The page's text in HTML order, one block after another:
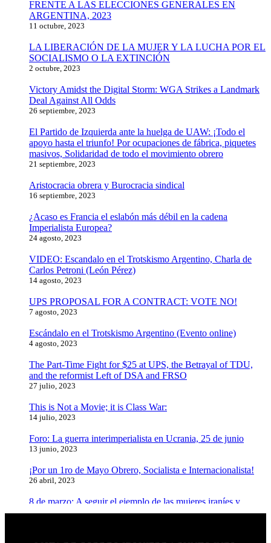
FRENTE A LAS ELECCIONES GENERALES EN
ARGENTINA, 2023
11 octubre, 2023
LA LIBERACIÓN DE LA MUJER Y LA LUCHA POR EL
SOCIALISMO O LA EXTINCIÓN
2 octubre, 2023
Victory Amidst the Digital Storm: WGA Strikes a Landmark
Deal Against All Odds
26 septiembre, 2023
El Partido de Izquierda ante la huelga de UAW: ¡Todo el
apoyo hasta el triunfo! Por ocupaciones de fábrica, piquetes
masivos, Solidaridad de todo el movimiento obrero
21 septiembre, 2023
Aristocracia obrera y Burocracia sindical
16 septiembre, 2023
¿Acaso es Francia el eslabón más débil en la cadena
Imperialista Europea?
24 agosto, 2023
VIDEO: Escandalo en el Trotskismo Argentino, Charla de
Carlos Petroni (León Pérez)
14 agosto, 2023
UPS PROPOSAL FOR A CONTRACT: VOTE NO!
7 agosto, 2023
Escándalo en el Trotskismo Argentino (Evento online)
4 agosto, 2023
The Part-Time Fight for $25 at UPS, the Betrayal of TDU,
and the reformist Left of DSA and FRSO
27 julio, 2023
This is Not a Movie; it is Class War:
14 julio, 2023
Foro: La guerra interimperialista en Ucrania, 25 de junio
13 junio, 2023
¡Por un 1ro de Mayo Obrero, Socialista e Internacionalista!
26 abril, 2023
8 de marzo: A seguir el ejemplo de las mujeres iraníes y
afganas, luchar contra el fundamentalismo y el feminicidio